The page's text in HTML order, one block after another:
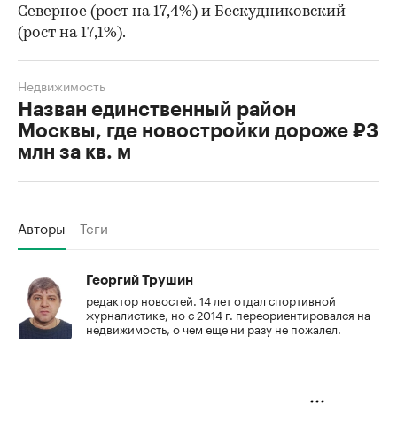
Северное (рост на 17,4%) и Бескудниковский
(рост на 17,1%).
Назван единственный район
Москвы, где новостройки дороже ₽3
млн за кв. м
Недвижимость
Авторы Теги
Георгий Трушин
редактор новостей. 14 лет отдал спортивной
журналистике, но с 2014 г. переориентировался на
недвижимость, о чем еще ни разу не пожалел.